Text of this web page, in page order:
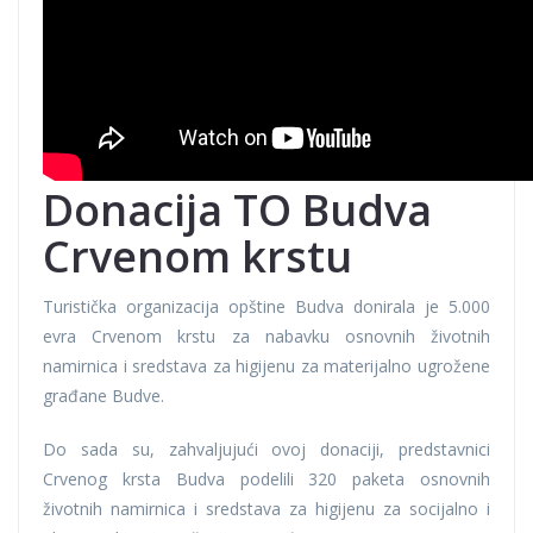
Donacija TO Budva
Crvenom krstu
Turistička organizacija opštine Budva donirala je 5.000
evra Crvenom krstu za nabavku osnovnih životnih
namirnica i sredstava za higijenu za materijalno ugrožene
građane Budve.
Do sada su, zahvaljujući ovoj donaciji, predstavnici
Crvenog krsta Budva podelili 320 paketa osnovnih
životnih namirnica i sredstava za higijenu za socijalno i